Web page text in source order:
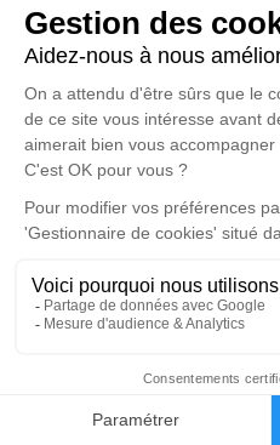
Faire-part
ou des textes. Cet endroit est
honorer la mémoire de Marie-
Un service de plantation
ici.
mardi 24 mai 2022 à
Crematorium D de
49460 Montreuil-